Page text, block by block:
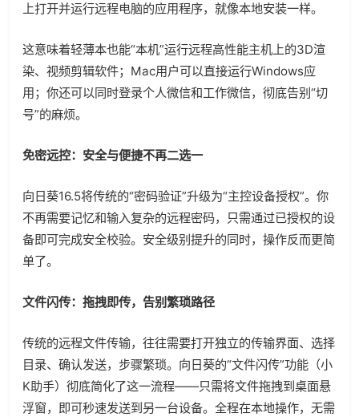
上打开并运行远程电脑的应用程序，就像本地安装一样。
这意味着轻薄本也能“本机”运行远程高性能主机上的3D渲
染、视频剪辑软件；Mac用户可以直接运行Windows应
用；你还可以同时登录个人微信和工作微信，彻底告别“切
号”的麻烦。
免密远控：安全与便捷不再二选一
向日葵16.5将传统的“密码验证”升级为“主控设备授权”。你
不再需要记忆和输入复杂的远程密码，只需通过已授权的设
备即可完成安全校验。安全级别提升的同时，操作反而更简
单了。
文件闪传：拖拽即传，告别繁琐路径
传统的远程文件传输，往往需要打开独立的传输界面、选择
目录、确认发送，步骤繁琐。向日葵的“文件闪传”功能（小
K助手）彻底简化了这一流程——只需将文件拖拽到桌面悬
浮窗，即可秒速发送到另一台设备。全程在本地操作，无需